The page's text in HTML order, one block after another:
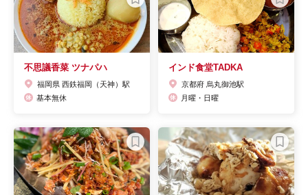
不思議香菜 ツナパハ
福岡県 西鉄福岡（天神）駅
基本無休
インド食堂TADKA
京都府 烏丸御池駅
月曜・日曜